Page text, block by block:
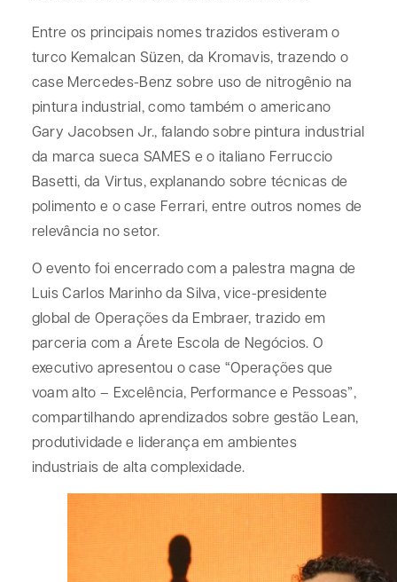
Entre os principais nomes trazidos estiveram o
turco Kemalcan Süzen, da Kromavis, trazendo o
case Mercedes-Benz sobre uso de nitrogênio na
pintura industrial, como também o americano
Gary Jacobsen Jr., falando sobre pintura industrial
da marca sueca SAMES e o italiano Ferruccio
Basetti, da Virtus, explanando sobre técnicas de
polimento e o case Ferrari, entre outros nomes de
relevância no setor.
O evento foi encerrado com a palestra magna de
Luis Carlos Marinho da Silva, vice-presidente
global de Operações da Embraer, trazido em
parceria com a Árete Escola de Negócios. O
executivo apresentou o case “Operações que
voam alto – Excelência, Performance e Pessoas”,
compartilhando aprendizados sobre gestão Lean,
produtividade e liderança em ambientes
industriais de alta complexidade.